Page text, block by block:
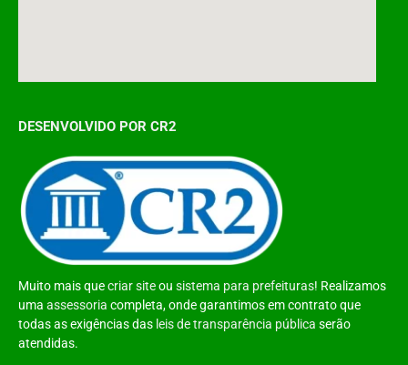
DESENVOLVIDO POR CR2
Muito mais quecriar siteou sistema para prefeituras! Realizamos
uma assessoria completa, onde garantimos em contrato que
todas as exigências das leis de transparência pública serão
atendidas.